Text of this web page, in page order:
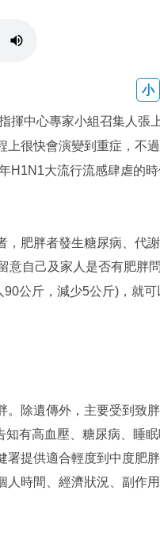
小
揮中心專家小組召集人張
上很快會演變到重症，不
H1N1大流行流感肆虐的
，肥胖者發生糖尿病、代
意自己及家人是否有肥胖
公斤，減少5公斤)，就可
除遺傳外，主要受到致
有高血壓、糖尿病、睡眠
署提供適合輕度到中度肥
人時間、經濟狀況、副作